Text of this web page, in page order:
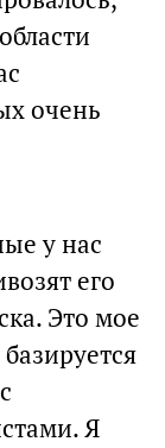
очень
у нас
его
Это мое
Я